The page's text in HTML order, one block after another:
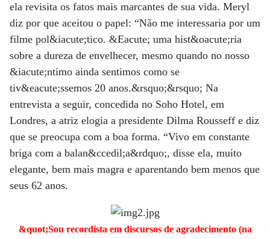
ela revisita os fatos mais marcantes de sua vida. Meryl
diz por que aceitou o papel: “Não me interessaria por um
filme pol&iacute;tico. &Eacute; uma hist&oacute;ria
sobre a dureza de envelhecer, mesmo quando no nosso
&iacute;ntimo ainda sentimos como se
tiv&eacute;ssemos 20 anos.&rsquo;&rsquo; Na
entrevista a seguir, concedida no Soho Hotel, em
Londres, a atriz elogia a presidente Dilma Rousseff e diz
que se preocupa com a boa forma. “Vivo em constante
briga com a balan&ccedil;a&rdquo;, disse ela, muito
elegante, bem mais magra e aparentando bem menos que
seus 62 anos.
&quot;Sou recordista em discursos de agradecimento (na